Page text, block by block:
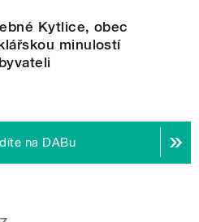
Kytlice, obec
minulostí
na DABu